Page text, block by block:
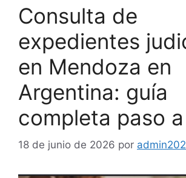
Consulta de
expedientes
en Mendoza en
Argentina: guía
completa paso
18 de junio de 2026 por